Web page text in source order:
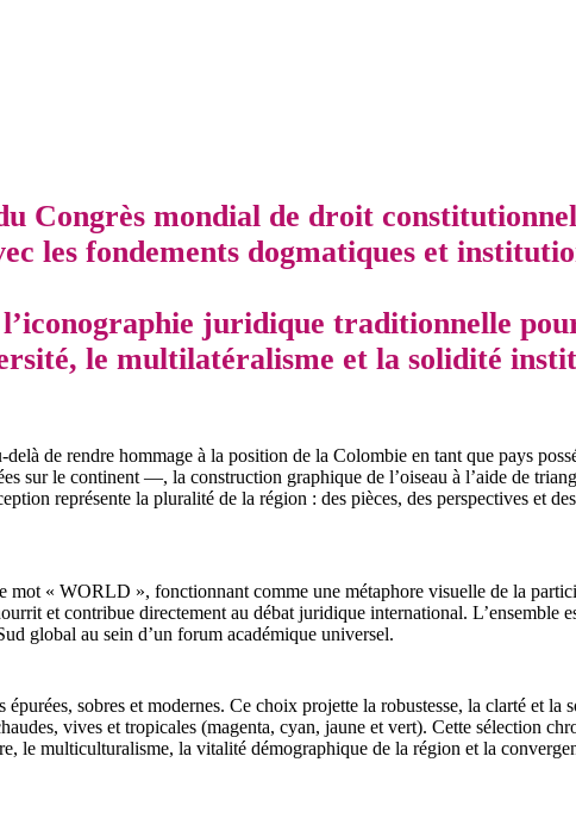
Congrès mondial de droit
les fondements dogmatiques et
juridique traditionnelle
le multilatéralisme et la solidité
de rendre hommage à la position de la Colombie en tant que pays
sur le continent —, la construction graphique de l’oiseau à l’aide de
représente la pluralité de la région : des pièces, des perspectives et
« WORLD », fonctionnant comme une métaphore visuelle de la
et contribue directement au débat juridique international.
global au sein d’un forum académique universel.
sobres et modernes. Ce choix projette la robustesse, la clarté et
vives et tropicales (magenta, cyan, jaune et vert). Cette sélection
le multiculturalisme, la vitalité démographique de la région et la